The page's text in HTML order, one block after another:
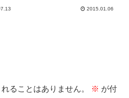
が
ジ
かとお悩みの方も多いかと思いま
2015.01.06
ることはありません。 ※ が付